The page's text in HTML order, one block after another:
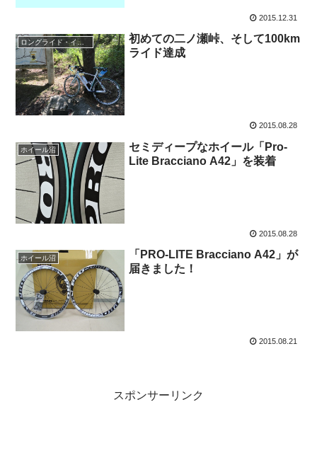
2015.12.31
ロングライド・イベント
初めての二ノ瀬峠、そして100km
ライド達成
2015.08.28
ホイール沼
セミディープなホイール「Pro-
Lite Bracciano A42」を装着
2015.08.28
ホイール沼
「PRO-LITE Bracciano A42」が
届きました！
2015.08.21
スポンサーリンク